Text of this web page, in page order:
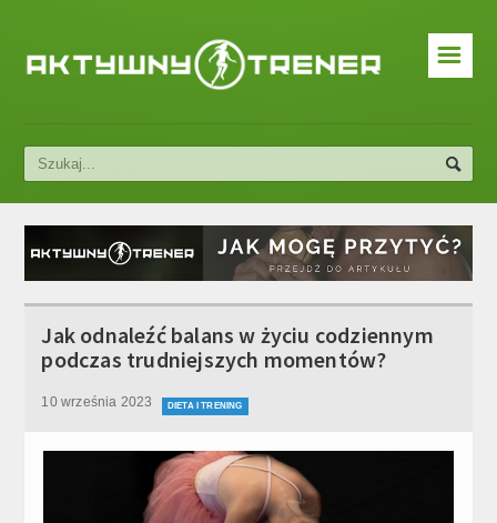
Ćwiczenia aerobowe
☰
Jak odnaleźć balans w życiu codziennym
podczas trudniejszych momentów?
10 września 2023 DIETA I TRENING